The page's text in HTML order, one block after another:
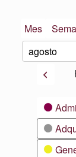
Mes
Mes
Día
Año
Categorías